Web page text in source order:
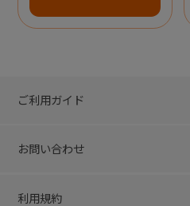
ご利用ガイド
お問い合わせ
利用規約